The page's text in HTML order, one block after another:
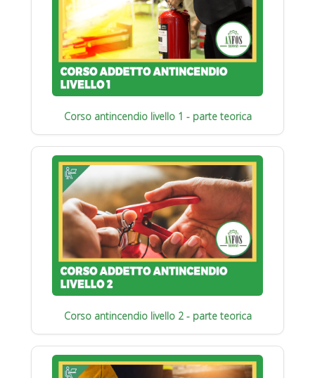
Corso antincendio livello 1 - parte teorica
Corso antincendio livello 2 - parte teorica